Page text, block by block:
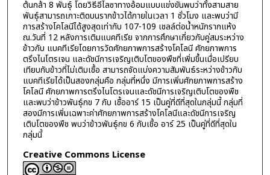
ต้นกล้า 8 พันธุ์ โดยวิธีอีไลซาทางอ้อมแบบแข่งขันพบว่าทั้งสามสาย
พันธุ์สามารถเกาะติดบนรากข้าวได้ภายในเวลา 1 ชั่วโมง และพบว่ามี
การสร้างโคโลนีได้สูงสุดเท่ากับ 107-109 เชลล์ต่อน้ำหนักรากแห้ง
ณ.วันที่ 12 หลังการเติมแบคทีเรีย จากการศึกษาเกี่ยวกับคู่สมระหว่าง
ข้าวกับ แบคทีเรียโดยการวัดศักยภาพการสร้างโคโลนี ศักยภาพการ
ตรึงไนโตรเจน และดัชนีการเจริญเติบโตของพืชที่เพิ่มขึ้นเมื่อเปรียบ
เทียบกับข้าวที่ไม่เติมเชื้อ สามารถจัดแบ่งความสัมพันธ์ระหว่างข้าวกับ
แบคทีเรียได้เป็นสองกลุ่มคือ กลุ่มที่หนึ่ง มีการเพิ่มศักยภาพการสร้าง
โคโลนี ศักยภาพการตรึงไนโตรเจนและดัชนีการเจริญเติบโตของพืช
และพบว่าข้าวพันธุ์กข 7 กับ เชื้ออาร์ 15 เป็นคู่ที่ดีที่สุดในกลุ่มนี้ กลุ่มที่
สองมีการเพิ่มเฉพาะค่าศักยภาพการสร้างโคโลนีและดัชนีการเจริญ
เติบโตของพืช พบว่าข้าวพันธุ์กข 6 กับเชื้อ อาร์ 25 เป็นคู่ที่ดีที่สุดใน
กลุ่มนี้
Creative Commons License